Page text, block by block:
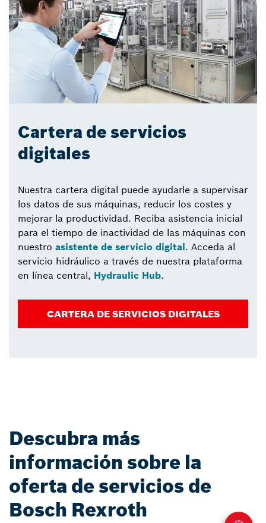
Cartera de servicios
digitales
Nuestra cartera digital puede ayudarle a supervisar
los datos de sus máquinas, reducir los costes y
mejorar la productividad. Reciba asistencia inicial
para el tiempo de inactividad de las máquinas con
nuestro asistente de servicio digital. Acceda al
servicio hidráulico a través de nuestra plataforma
en línea central, Hydraulic Hub.
CARTERA DE SERVICIOS DIGITALES
Descubra más
información sobre la
oferta de servicios de
Bosch Rexroth